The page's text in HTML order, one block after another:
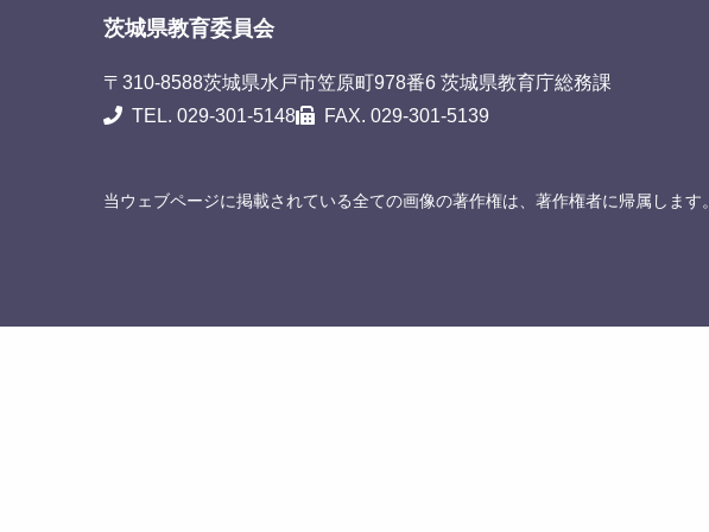
茨城県教育委員会
〒310-8588茨城県水戸市笠原町978番6 茨城県教育庁総務課
TEL. 029-301-5148
FAX. 029-301-5139
当ウェブページに掲載されている全ての画像の著作権は、著作権者に帰属しま